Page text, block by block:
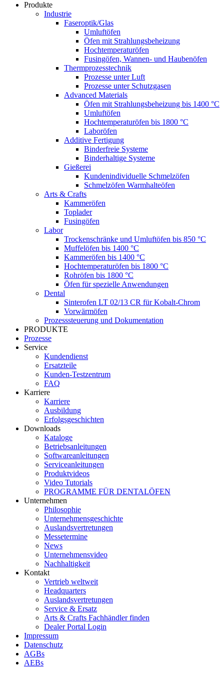
Produkte
Industrie
Faseroptik/Glas
Umluftöfen
Öfen mit Strahlungsbeheizung
Hochtemperaturöfen
Fusingöfen, Wannen- und Haubenöfen
Thermprozesstechnik
Prozesse unter Luft
Prozesse unter Schutzgasen
Advanced Materials
Öfen mit Strahlungsbeheizung bis 1400 °C
Umluftöfen
Hochtemperaturöfen bis 1800 °C
Laboröfen
Additive Fertigung
Binderfreie Systeme
Binderhaltige Systeme
Gießerei
Kundenindividuelle Schmelzöfen
Schmelzöfen Warmhalteöfen
Arts & Crafts
Kammeröfen
Toplader
Fusingöfen
Labor
Trockenschränke und Umluftöfen bis 850 °C
Muffelöfen bis 1400 °C
Kammeröfen bis 1400 °C
Hochtemperaturöfen bis 1800 °C
Rohröfen bis 1800 °C
Öfen für spezielle Anwendungen
Dental
Sinterofen LT 02/13 CR für Kobalt-Chrom
Vorwärmöfen
Prozesssteuerung und Dokumentation
PRODUKTE
Prozesse
Service
Kundendienst
Ersatzteile
Kunden-Testzentrum
FAQ
Karriere
Karriere
Ausbildung
Erfolgsgeschichten
Downloads
Kataloge
Betriebsanleitungen
Softwareanleitungen
Serviceanleitungen
Produktvideos
Video Tutorials
PROGRAMME FÜR DENTALÖFEN
Unternehmen
Philosophie
Unternehmensgeschichte
Auslandsvertretungen
Messetermine
News
Unternehmensvideo
Nachhaltigkeit
Kontakt
Vertrieb weltweit
Headquarters
Auslandsvertretungen
Service & Ersatz
Arts & Crafts Fachhändler finden
Dealer Portal Login
Impressum
Datenschutz
AGBs
AEBs